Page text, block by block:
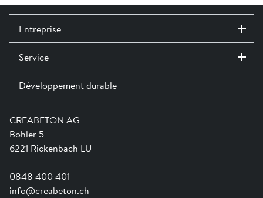
CREABETON AG
Bohler 5
6221 Rickenbach LU
0848 400 401
info@creabeton.ch
Entreprise
Contact / Sites
Expositions permanentes
Team
Formation
Service
Services
Aide en ligne
Guide pratique pour la mise en oeuvre
Newsletter
Développement durable
Engagement
Swissness
Ville-éponge